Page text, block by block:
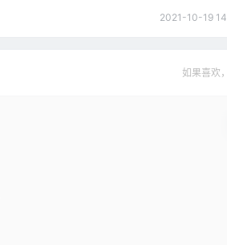
2021-10-19
如果喜欢